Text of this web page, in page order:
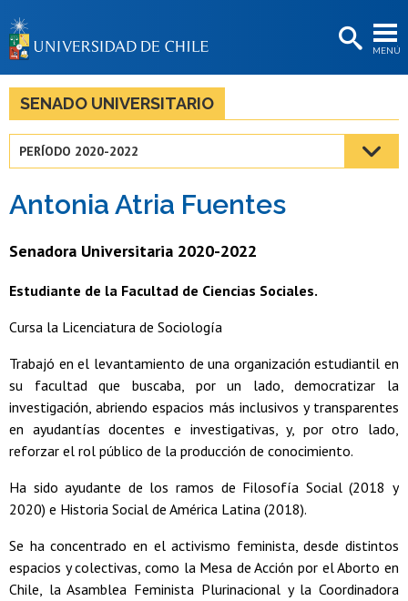
MENÚ
BIBLIOTECAS
LA UNIVERSIDAD
Estudiantes
Académicas/os
Funcionarias/os
SENADO UNIVERSITARIO
PERÍODO 2020-2022
Antonia Atria Fuentes
Senadora Universitaria 2020-2022
Estudiante de la Facultad de Ciencias Sociales.
Cursa la Licenciatura de Sociología
Trabajó en el levantamiento de una organización estudiantil en
su facultad que buscaba, por un lado, democratizar la
investigación, abriendo espacios más inclusivos y transparentes
en ayudantías docentes e investigativas, y, por otro lado,
reforzar el rol público de la producción de conocimiento.
Ha sido ayudante de los ramos de Filosofía Social (2018 y
2020) e Historia Social de América Latina (2018).
Se ha concentrado en el activismo feminista, desde distintos
espacios y colectivas, como la Mesa de Acción por el Aborto en
Chile, la Asamblea Feminista Plurinacional y la Coordinadora